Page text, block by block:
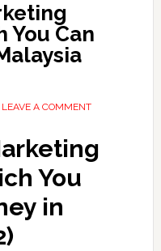
You Can
LEAVE A COMMENT
You
in